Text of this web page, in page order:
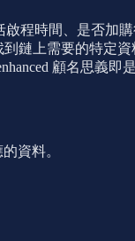
程時間、是否加
鏈上需要的特定
顧名思義即
資料。